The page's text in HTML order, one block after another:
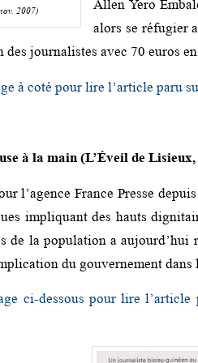
2007)
Allen Yero
alors se réfugier
des journalistes avec 70 euros
à coté pour lire l’article paru
à la main (L’Éveil de Lisieux
l’agence France Presse
impliquant des hauts
de la population a
du gouvernement
ci-dessous pour lire l’article